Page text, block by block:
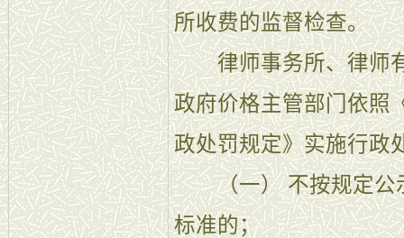
所收费的监督检查。
律师事务所、律师有
政府价格主管部门依照
政处罚规定》实施行政
（一） 不按规定公示
标准的；